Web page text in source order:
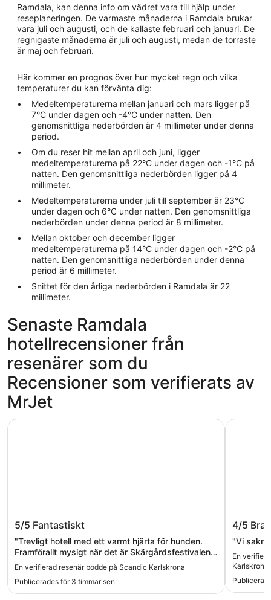
Ramdala, kan denna info om vädret vara till hjälp under
reseplaneringen. De varmaste månaderna i Ramdala brukar
vara juli och augusti, och de kallaste februari och januari. De
regnigaste månaderna är juli och augusti, medan de torraste
är maj och februari.
Här kommer en prognos över hur mycket regn och vilka
temperaturer du kan förvänta dig:
Medeltemperaturerna mellan januari och mars ligger på
7°C under dagen och -4°C under natten. Den
genomsnittliga nederbörden är 4 millimeter under denna
period.
Om du reser hit mellan april och juni, ligger
medeltemperaturerna på 22°C under dagen och -1°C på
natten. Den genomsnittliga nederbörden ligger på 4
millimeter.
Medeltemperaturerna under juli till september är 23°C
under dagen och 6°C under natten. Den genomsnittliga
nederbörden under denna period är 8 millimeter.
Mellan oktober och december ligger
medeltemperaturerna på 14°C under dagen och -2°C på
natten. Den genomsnittliga nederbörden under denna
period är 6 millimeter.
Snittet för den årliga nederbörden i Ramdala är 22
millimeter.
Senaste Ramdala
hotellrecensioner från
resenärer som du
Recensioner som verifierats av
MrJet
Scandic Karlskrona
5/5 Fantastiskt
"Trevligt hotell med ett varmt hjärta för hunden.
Framförallt mysigt när det är Skärgårdsfestivalen
på gång. Nära fisketorget där båtarna avgår."
En verifierad resenär bodde på Scandic Karlskrona
Publicerades för 3 timmar sen
Scandic Karlskrona
Best
4/5 Bra
"Vi
En
Karlskrona
Best